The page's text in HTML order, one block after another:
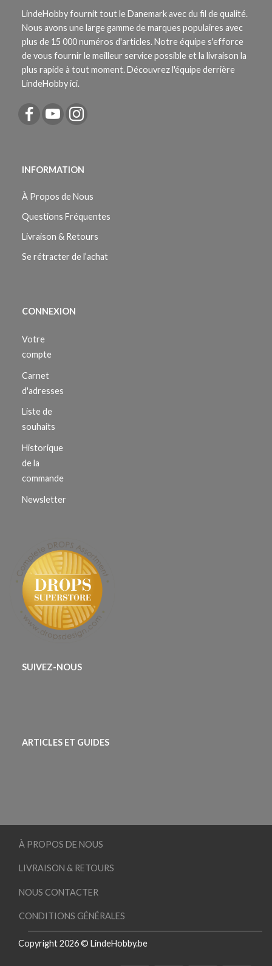
LindeHobby fournit tout le Danemark avec du fil de qualité.
Nous avons une large gamme de marques populaires avec
plus de 15 000 numéros d'articles. Notre équipe s'efforce
de vous fournir le meilleur service possible et la livraison la
plus rapide à tout moment. Découvrez l'équipe derrière
LindeHobby ici.
INFORMATION
À Propos de Nous
Questions Fréquentes
Livraison & Retours
Se rétracter de l’achat
CONNEXION
Votre
compte
Carnet
d'adresses
Liste de
souhaits
Historique
de la
commande
Newsletter
SUIVEZ-NOUS
ARTICLES ET GUIDES
À PROPOS DE NOUS
LIVRAISON & RETOURS
NOUS CONTACTER
CONDITIONS GÉNÉRALES
Copyright 2026 © LindeHobby.be